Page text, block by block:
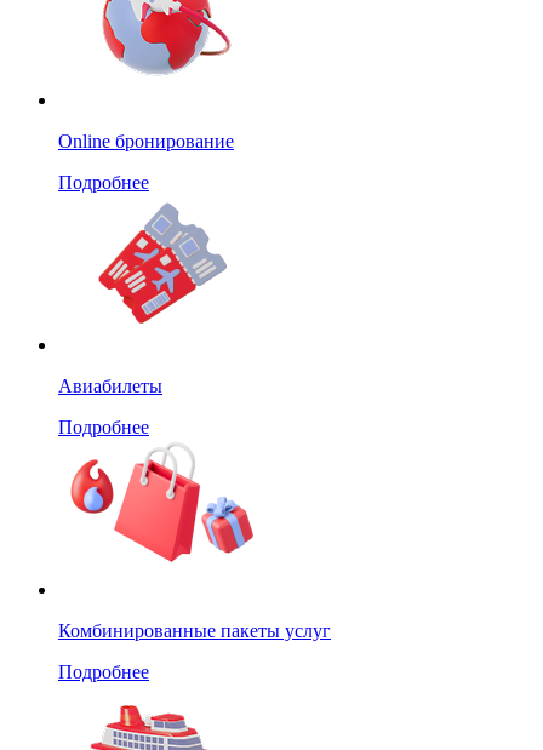
Online бронирование
Подробнее
Авиабилеты
Подробнее
Комбинированные пакеты услуг
Подробнее